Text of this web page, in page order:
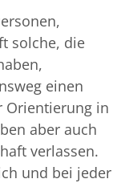
solche, die
einen
Orientierung in
aber auch
verlassen.
und bei jeder